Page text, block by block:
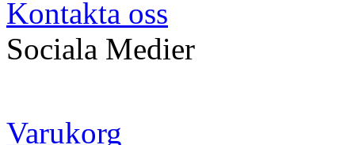
Kontakta oss
Sociala Medier
Varukorg